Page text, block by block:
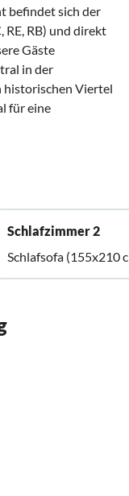
befindet sich der
RE, RB) und direkt
Gäste
in der
historischen Viertel
für eine
Schlafzimmer 2
Schlafsofa (155x210